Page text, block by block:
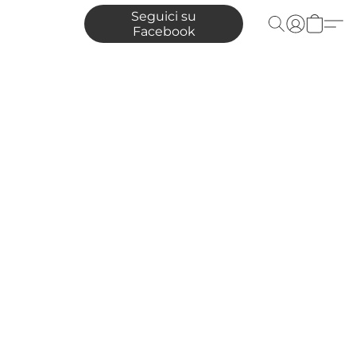
Seguici su
Facebook